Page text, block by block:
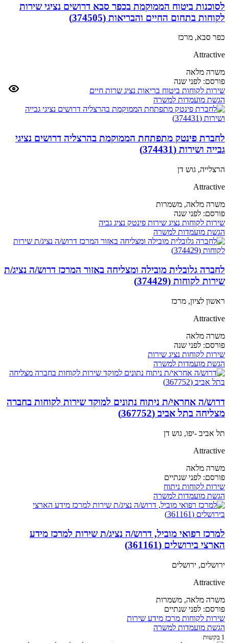
לסוכנות ביטוח הממוקמת בכפר סבא דרושים נציגי שירות
לקוחות בתחום החיים והבריאות (374505)
כפר סבא, מרכז
Attractive
משרה מלאה
פורסם: לפני שנה
שירות לקוחות ביטוח בריאות נציג שרות חיים
הגשת מועמדות למשרה
לחברת פינטק מתפתחת הממוקמת בהרצליה דרושים נציגי
גבייה ושירות (374431)
הרצלייה, גוש דן
Attractive
משרה מלאה, משמרות
פורסם: לפני שנה
שירות לקוחות נציג שירות פינטק נציג גביה
הגשת מועמדות למשרה
לחברה גלובלית מובילה ומצליחה באזור המרכז דרוש/ה נציג/ת
שירות לקוחות (374429)
ראשון לציון, מרכז
Attractive
משרה מלאה
פורסם: לפני שנה
שירות לקוחות נציג שירות
הגשת מועמדות למשרה
דרוש/ה אחראי/ת ניתוח נתונים למוקד שירות לקוחות בחברה
מצליחה בתל אביב (367752)
תל אביב -יפו, גוש דן
Attractive
משרה מלאה
פורסם: לפני שנתיים
שירות לקוחות ניתוח
הגשת מועמדות למשרה
למרכז רפואי מוביל, דרוש/ה נציג/ת שירות למרכז מידע
הארצי בירושלים (361161)
ירושלים, ירושלים
Attractive
משרה מלאה, משמרות
פורסם: לפני שנתיים
שירות לקוחות מרכז מידע שירות
הגשת מועמדות למשרה
1 בקשות